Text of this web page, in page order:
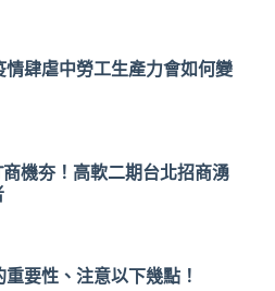
情肆虐中勞工生產力會如何變
機夯！高軟二期台北招商湧
要性、注意以下幾點！